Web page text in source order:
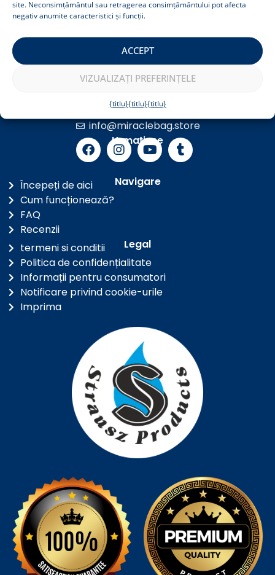
site. Neconsimțământul sau retragerea consimțământului pot afecta
negativ anumite caracteristici și funcții.
ACCEPT
VIZUALIZAȚI PREFERINȚELE
{titlu}{titlu}{titlu}
Fondator și proprietar
0-24 Customer service
+36 1 901 0766
Luați legătura
+36 30 3000 858
info@miraclebag.store
Urmați-ne
Navigare
Începeți de aici
Cum funcționează?
FAQ
Recenzii
Legal
termeni si conditii
Politica de confidențialitate
Informații pentru consumatori
Notificare privind cookie-urile
Imprima